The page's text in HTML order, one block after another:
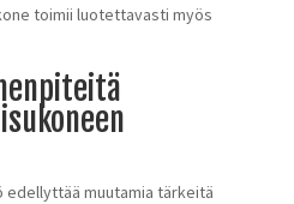
toimii luotettavasti myös
edellyttää muutamia tärkeitä